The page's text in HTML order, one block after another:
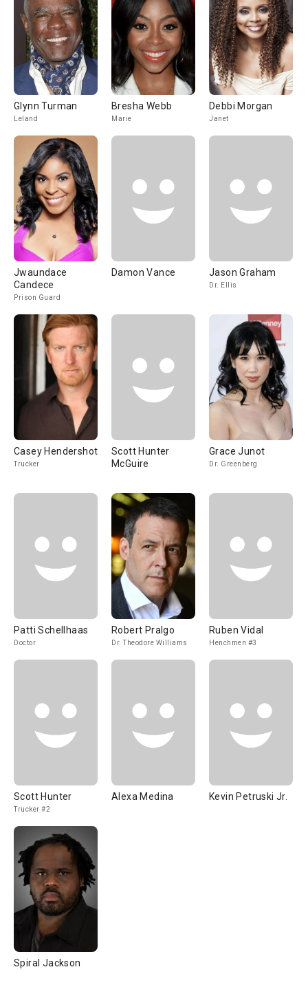
Glynn Turman
Leland
Bresha Webb
Marie
Debbi Morgan
Janet
Jwaundace
Candece
Prison Guard
Damon Vance Jason Graham
Dr. Ellis
Casey Hendershot
Trucker
Scott Hunter
McGuire
Grace Junot
Dr. Greenberg
Patti Schellhaas
Doctor
Robert Pralgo
Dr. Theodore Williams
Ruben Vidal
Henchmen #3
Scott Hunter
Trucker #2
Alexa Medina Kevin Petruski Jr.
Spiral Jackson